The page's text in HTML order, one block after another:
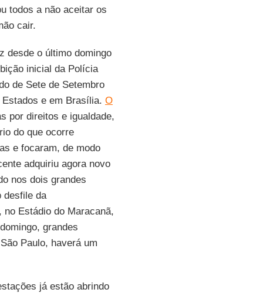
todos a não aceitar os
cair.
desde o último domingo
inicial da Polícia
de Sete de Setembro
e em Brasília. O
por direitos e igualdade,
do que ocorre
e focaram, de modo
adquiriu agora novo
nos dois grandes
desfile da
Estádio do Maracanã,
grandes
Paulo, haverá um
já estão abrindo